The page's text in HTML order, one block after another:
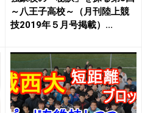
～八王子高校～（月刊陸上競
技2019年５月号掲載）...